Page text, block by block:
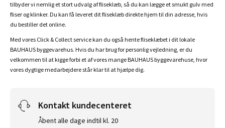
tilbyder vi nemlig et stort udvalg af fliseklæb, så du kan lægge et smukt gulv med
fliser og klinker. Du kan få leveret dit fliseklæb direkte hjem til din adresse, hvis
du bestiller det online.
Med vores Click & Collect service kan du også hente fliseklæbet i dit lokale
BAUHAUS byggevarehus. Hvis du har brug for personlig vejledning, er du
velkommen til at kigge forbi et af vores mange BAUHAUS byggevarehuse, hvor
vores dygtige medarbejdere står klar til at hjælpe dig.
Kontakt kundecenteret
Åbent alle dage indtil kl. 20